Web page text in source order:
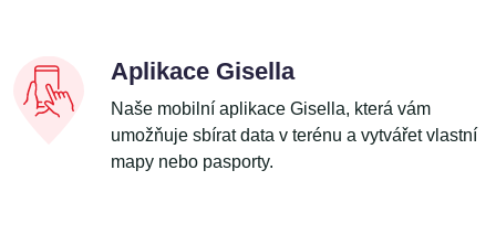
Aplikace Gisella
Naše mobilní aplikace Gisella, která vám
umožňuje sbírat data v terénu a vytvářet vlastní
mapy nebo pasporty.